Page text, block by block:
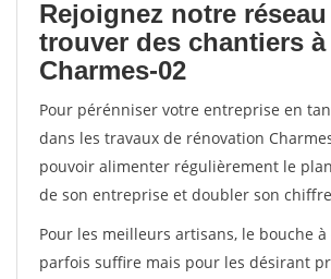
Rejoignez notre
trouver des chantiers à
Charmes-02
Pour pérénniser votre entreprise en
dans les travaux de rénovation
pouvoir alimenter régulièrement le
de son entreprise et doubler son
Pour les meilleurs artisans, le bouche
parfois suffire mais pour les désirant